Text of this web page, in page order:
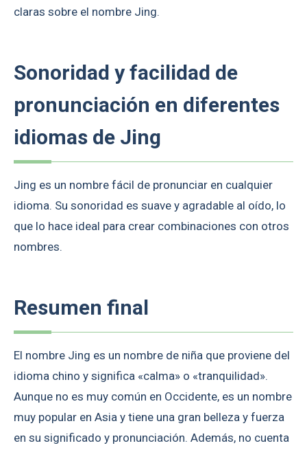
claras sobre el nombre Jing.
Sonoridad y facilidad de
pronunciación en diferentes
idiomas de Jing
Jing es un nombre fácil de pronunciar en cualquier
idioma. Su sonoridad es suave y agradable al oído, lo
que lo hace ideal para crear combinaciones con otros
nombres.
Resumen final
El nombre Jing es un nombre de niña que proviene del
idioma chino y significa «calma» o «tranquilidad».
Aunque no es muy común en Occidente, es un nombre
muy popular en Asia y tiene una gran belleza y fuerza
en su significado y pronunciación. Además, no cuenta